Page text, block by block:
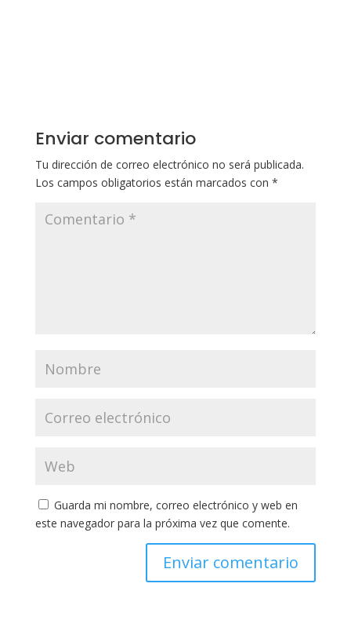
Enviar comentario
Tu dirección de correo electrónico no será publicada.
Los campos obligatorios están marcados con *
Guarda mi nombre, correo electrónico y web en
este navegador para la próxima vez que comente.